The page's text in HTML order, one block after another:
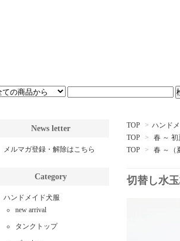
TOP > ハンド
TOP
>
春 ～ 初
TOP
> 春 ～（
切替し水
News letter
メルマガ登録・解除はこちら
Category
ハンドメイド犬服
new arrival
タンクトップ